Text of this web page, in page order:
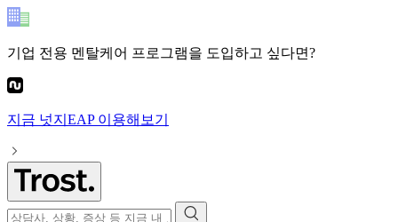
기업 전용 멘탈케어 프로그램을 도입하고 싶다면?
지금 넛지EAP이용해보기